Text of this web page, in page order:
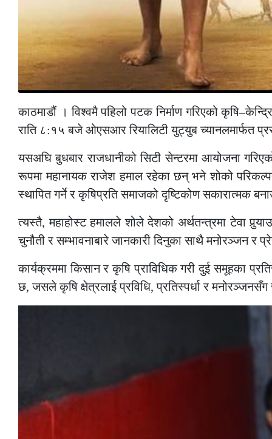
काठमाडौं । विश्वमै पहिलो पटक निर्माण गरिएको
राति ८:१५ बजे ओएसआर रियालिटी युट्युब च्यानलमार्फत
यसअघि बुधबार राजधानीको सिटी सेन्टरमा आयोजना
रूपमा महानायक राजेश हमाल रहेका छन् भने शोको
स्थापित गर्ने र कृषिप्रति समाजको दृष्टिकोण सकारात्मक
त्यस्तै, महाहोस्ट हमालले शोले देशको अर्थतन्त्रमा टेवा
चुनौती र सम्भावनाबारे जानकारी दिनुका साथै मनोरञ्जन र
कार्यक्रममा किसान र कृषि प्राविधिक गरी दुई समूहका
छ, जसले कृषि क्षेत्रलाई प्रविधि, प्रतिस्पर्धा र